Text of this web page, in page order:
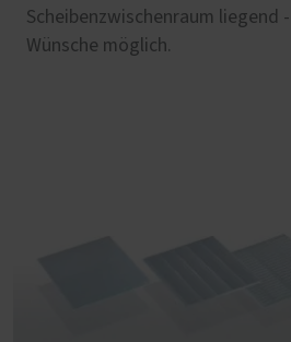
Scheibenzwischenraum liegend
Wünsche möglich.